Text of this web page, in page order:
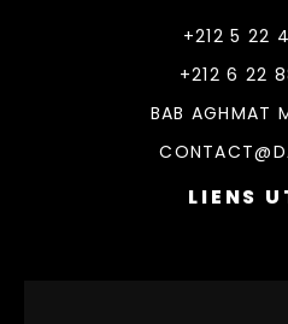
+212 5 22
+212 6 22
BAB AGHMAT
LIENS